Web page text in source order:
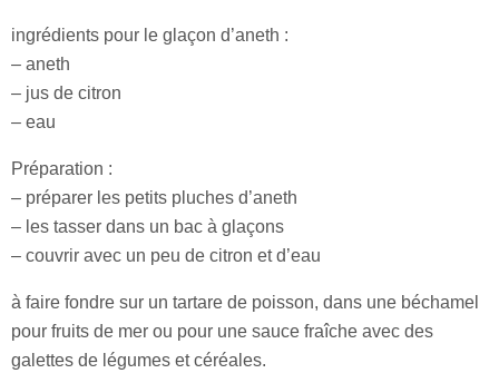
ingrédients pour le glaçon d’aneth :
– aneth
– jus de citron
– eau
Préparation :
– préparer les petits pluches d’aneth
– les tasser dans un bac à glaçons
– couvrir avec un peu de citron et d’eau
à faire fondre sur un tartare de poisson, dans une béchamel
pour fruits de mer ou pour une sauce fraîche avec des
galettes de légumes et céréales.